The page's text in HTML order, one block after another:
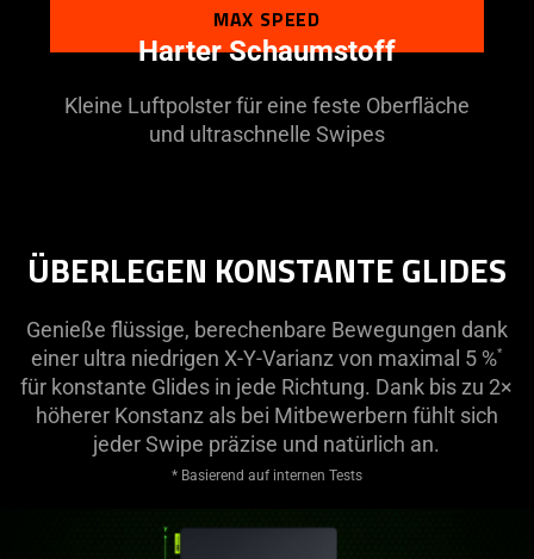
MAX SPEED
Harter Schaumstoff
Kleine Luftpolster für eine feste Oberfläche
und ultraschnelle Swipes
ÜBERLEGEN KONSTANTE GLIDES
Genieße flüssige, berechenbare Bewegungen dank
einer ultra niedrigen X-Y-Varianz von maximal 5 %*
für konstante Glides in jede Richtung. Dank bis zu 2×
höherer Konstanz als bei Mitbewerbern fühlt sich
jeder Swipe präzise und natürlich an.
* Basierend auf internen Tests